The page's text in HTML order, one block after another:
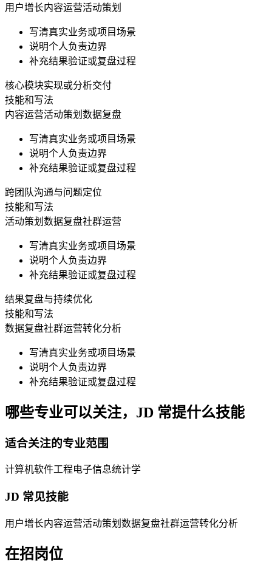
用户增长内容运营活动策划
写清真实业务或项目场景
说明个人负责边界
补充结果验证或复盘过程
核心模块实现或分析交付
技能和写法
内容运营活动策划 数据复盘
写清真实业务或项目场景
说明个人负责边界
补充结果验证或复盘过程
跨团队沟通与问题定位
技能和写法
活动策划 数据复盘社群运营
写清真实业务或项目场景
说明个人负责边界
补充结果验证或复盘过程
结果复盘与持续优化
技能和写法
数据复盘社群运营转化分析
写清真实业务或项目场景
说明个人负责边界
补充结果验证或复盘过程
哪些专业可以关注，JD 常提什么技能
适合关注的专业范围
计算机软件工程电子信息统计学
JD 常见技能
用户增长内容运营活动策划 数据复盘社群运营转化分析
在招岗位